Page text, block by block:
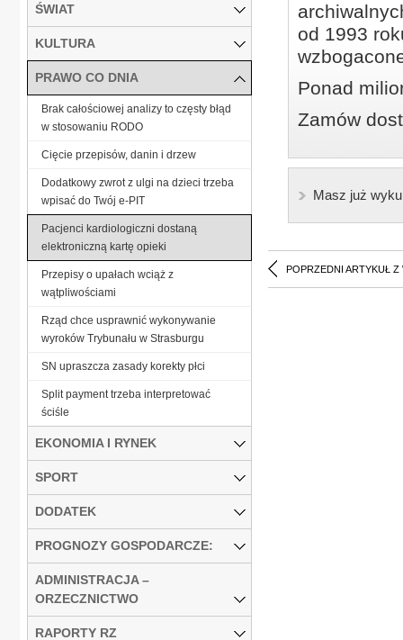
od 1993
Ponad
Zamów
Masz już
POPRZEDNI ARTYKUŁ Z
ŚWIAT
KULTURA
PRAWO CO DNIA
Brak całościowej analizy to częsty błąd
w stosowaniu RODO
Cięcie przepisów, danin i drzew
Dodatkowy zwrot z ulgi na dzieci trzeba
wpisać do Twój e-PIT
Pacjenci kardiologiczni dostaną
elektroniczną kartę opieki
Przepisy o upałach wciąż z
wątpliwościami
Rząd chce usprawnić wykonywanie
wyroków Trybunału w Strasburgu
SN upraszcza zasady korekty płci
Split payment trzeba interpretować
ściśle
EKONOMIA I RYNEK
SPORT
DODATEK
PROGNOZY GOSPODARCZE:
ADMINISTRACJA –
ORZECZNICTWO
RAPORTY RZ